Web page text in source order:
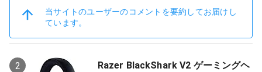
当サイトのユーザーのコメントを要約してお届けし
ています。
2
Razer BlackShark V2 ゲーミングヘ